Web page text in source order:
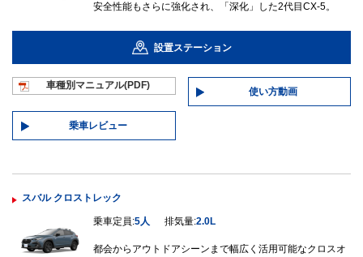
安全性能もさらに強化され、「深化」した2代目CX-5。
設置ステーション
車種別マニュアル(PDF)
使い方動画
乗車レビュー
スバル クロストレック
乗車定員:5人 排気量:2.0L
都会からアウトドアシーンまで幅広く活用可能なクロスオ